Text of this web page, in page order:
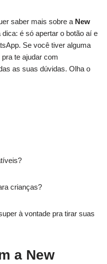
saber mais sobre a New
dica: é só apertar o botão aí e
Se você tiver alguma
te ajudar com
as suas dúvidas. Olha o
crianças?
à vontade pra tirar suas
a New